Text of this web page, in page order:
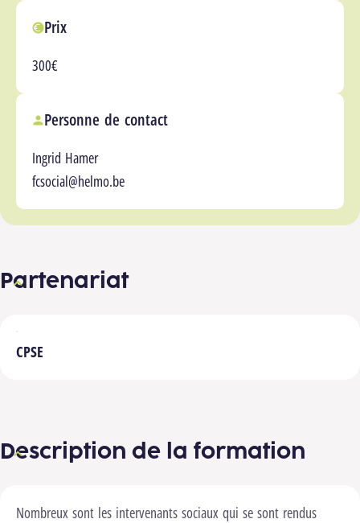
Prix
300€
Personne de contact
Ingrid Hamer
fcsocial@helmo.be
Partenariat
CPSE
Description de la formation
Nombreux sont les intervenants sociaux qui se sont rendus